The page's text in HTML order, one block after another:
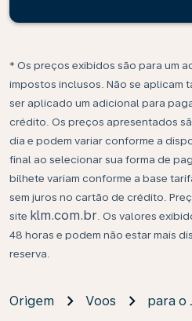
* Os preços exibidos são para um
impostos inclusos. Não se aplicam
ser aplicado um adicional para
crédito. Os preços apresentados
dia e podem variar conforme a
final ao selecionar sua forma de
bilhete variam conforme a base
sem juros no cartão de crédito.
site klm.com.br . Os valores
48 horas e podem não estar mais
reserva.
Origem Voos para o